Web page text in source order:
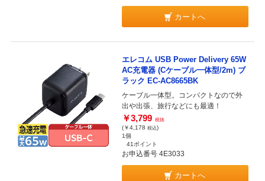
カートへ
エレコム USB Power Delivery 65W
AC充電器 (Cケーブル一体型/2m) ブ
ラック EC-AC8665BK
ケーブル一体型。コンパクトなので外
出や出張、旅行などにも最適！
￥3,799 税抜
(￥4,178 税込)
1個
41ポイント
お申込番号 4E3033
カートへ